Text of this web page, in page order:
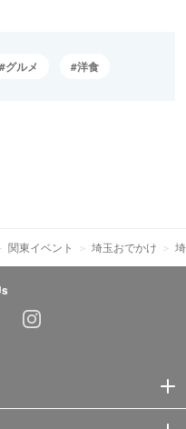
グルメ 洋食
関東イベント 埼玉おでかけ